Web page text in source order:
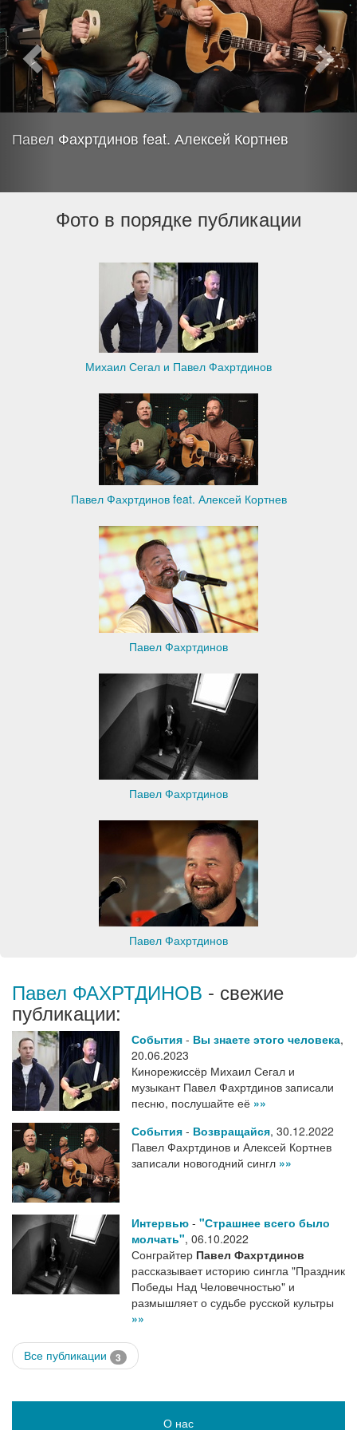
Павел Фахртдинов feat. Алексей Кортнев
Фото в порядке публикации
Михаил Сегал и Павел Фахртдинов
Павел Фахртдинов feat. Алексей Кортнев
Павел Фахртдинов
Павел Фахртдинов
Павел Фахртдинов
Павел ФАХРТДИНОВ - свежие
публикации:
События - Вы знаете этого человека,
20.06.2023
Кинорежиссёр Михаил Сегал и
музыкант Павел Фахртдинов записали
песню, послушайте её »»
События - Возвращайся, 30.12.2022
Павел Фахртдинов и Алексей Кортнев
записали новогодний сингл »»
Интервью - "Страшнее всего было
молчать", 06.10.2022
Сонграйтер Павел Фахртдинов
рассказывает историю сингла "Праздник
Победы Над Человечностью" и
размышляет о судьбе русской культры
»»
Все публикации 3
О нас